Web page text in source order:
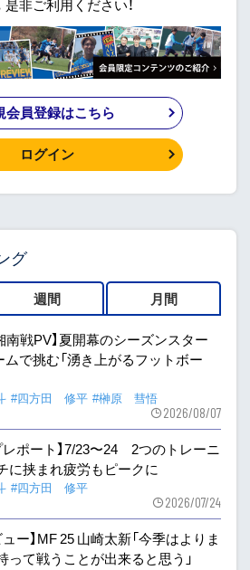
非ご利用ください！
会員登録はこちら
ログイン
グ
週間 月間
南戦PV】夏開幕のシーズンスター
ムで挑む「湧き上がるフットボー
#四方田 修平 #榊原 彗悟
2026/08/07
レポート】7/23〜24 2つのトレーニ
に挟まれ疲労もピークに
#四方田 修平
2026/07/24
ュー】MF 25 山崎太新「今季はよりま
って戦うことが出来ると思う」